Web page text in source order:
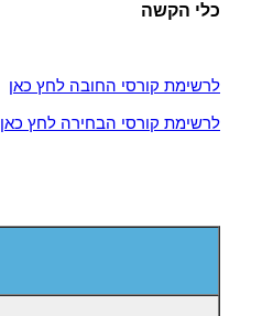
כלי הקשה
לרשימת קורסי החובה לחץ כאן
לרשימת קורסי הבחירה לחץ כאן